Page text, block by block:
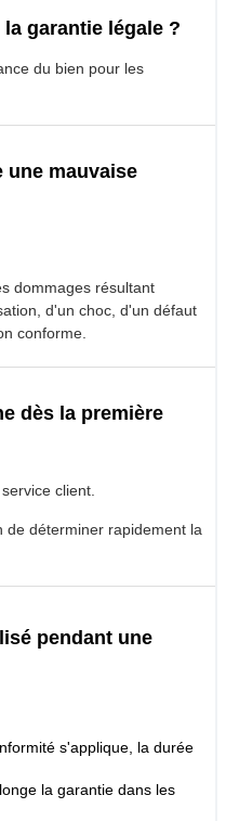
garantie légale ?
du bien pour les
une mauvaise
dommages résultant
d'un choc, d'un défaut
conforme.
dès la première
client.
de déterminer rapidement la
pendant une
s'applique, la durée
la garantie dans les